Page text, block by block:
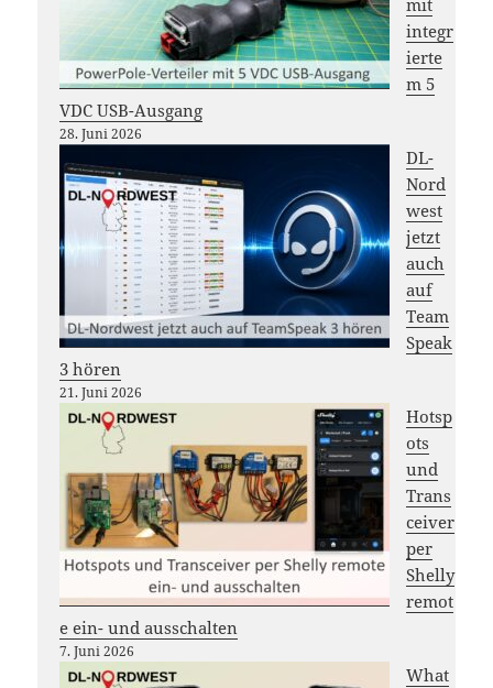
mit
integr
ierte
m 5
VDC USB-Ausgang
28. Juni 2026
DL-
Nord
west
jetzt
auch
auf
Team
Speak
3 hören
21. Juni 2026
Hotsp
ots
und
Trans
ceiver
per
Shelly
remot
e ein- und ausschalten
7. Juni 2026
What